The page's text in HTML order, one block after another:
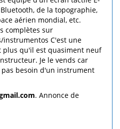
de la topographie,
aérien mondial, etc.
complètes sur
C'est une
plus qu'il est quasiment neuf
Je le vends car
besoin d'un instrument
. Annonce de